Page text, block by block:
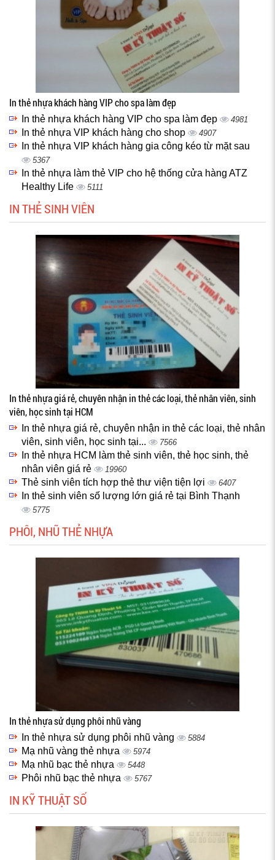
In thẻ nhựa khách hàng VIP cho spa làm đẹp
In thẻ nhựa khách hàng VIP cho spa làm đẹp 4981
In thẻ nhựa VIP khách hàng cho shop 4907
In thẻ nhựa VIP khách hàng gia công kéo từ mặt sau
5367
In thẻ nhựa làm thẻ VIP cho hệ thống cửa hàng ATZ
Healthy Life
5111
IN THẺ SINH VIÊN
In thẻ nhựa giá rẻ, chuyên nhận in thẻ các loại, thẻ nhân viên, sinh
viên, học sinh tại HCM
In thẻ nhựa giá rẻ, chuyên nhận in thẻ các loại, thẻ nhân
viên, sinh viên, học sinh tại...
7566
In thẻ nhựa HCM làm thẻ sinh viên, thẻ học sinh, thẻ
nhân viên giá rẻ
19960
Thẻ sinh viên tích hợp thẻ thư viện tiện lợi 6407
In thẻ sinh viên số lượng lớn giá rẻ tại Bình Thạnh
5775
PHÔI, NHŨ THẺ NHỰA
In thẻ nhựa sử dụng phôi nhũ vàng
In thẻ nhựa sử dụng phôi nhũ vàng 5884
Mạ nhũ vàng thẻ nhựa 5974
Mạ nhũ bạc thẻ nhựa 5448
Phôi nhũ bạc thẻ nhựa 5767
IN KỸ THUẬT SỐ